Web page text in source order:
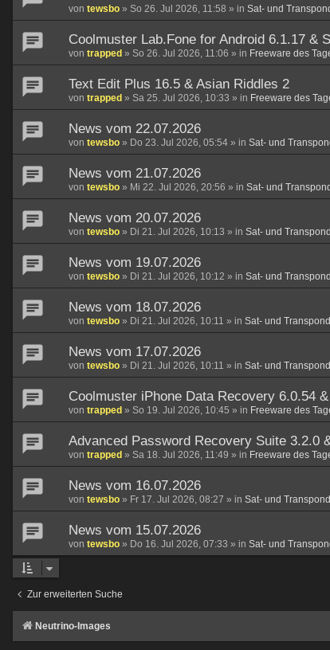
von tewsbo » So 26. Jul 2026, 11:58 » in Sat- und
Coolmuster Lab.Fone for Android 6.1.17 &
von trapped » So 26. Jul 2026, 11:06 » in Freeware des
Text Edit Plus 16.5 & Asian Riddles 2
von trapped » Sa 25. Jul 2026, 10:33 » in Freeware des
News vom 22.07.2026
von tewsbo » Do 23. Jul 2026, 05:54 » in Sat- und
News vom 21.07.2026
von tewsbo » Mi 22. Jul 2026, 20:56 » in Sat- und
News vom 20.07.2026
von tewsbo » Di 21. Jul 2026, 10:13 » in Sat- und
News vom 19.07.2026
von tewsbo » Di 21. Jul 2026, 10:12 » in Sat- und
News vom 18.07.2026
von tewsbo » Di 21. Jul 2026, 10:11 » in Sat- und
News vom 17.07.2026
von tewsbo » Di 21. Jul 2026, 10:11 » in Sat- und
Coolmuster iPhone Data Recovery 6.0.54 &
von trapped » So 19. Jul 2026, 10:45 » in Freeware des
Advanced Password Recovery Suite 3.2.0
von trapped » Sa 18. Jul 2026, 11:49 » in Freeware des
News vom 16.07.2026
von tewsbo » Fr 17. Jul 2026, 08:27 » in Sat- und
News vom 15.07.2026
von tewsbo » Do 16. Jul 2026, 07:33 » in Sat- und
Zur erweiterten Suche
Neutrino-Images